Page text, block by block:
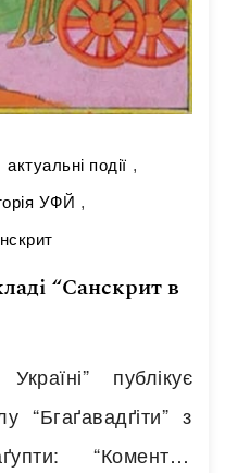
актуальні події ,
УФЙ ,
“Санскрит в
публікує
“Бгаґавадґіти” з
“Коментар